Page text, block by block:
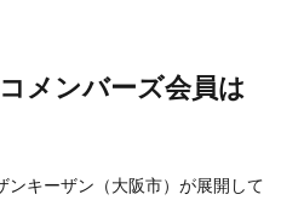
キーザン（大阪市）が展開して